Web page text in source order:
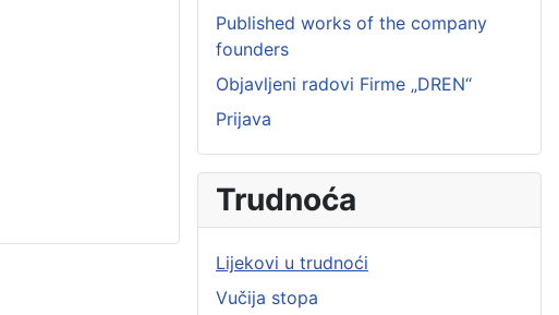
Published works of the company
founders
Objavljeni radovi Firme „DREN“
Prijava
Trudnoća
Lijekovi u trudnoći
Vučija stopa